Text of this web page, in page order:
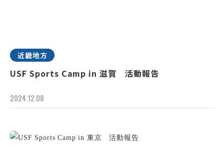
近畿地方
USF Sports Camp in 滋賀 活動報告
2024.12.08